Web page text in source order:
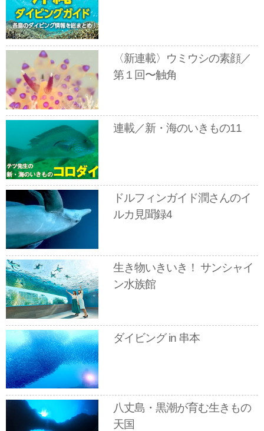
〈新連載〉ウミウシの素顔／
第１回〜触角
連載／新・海のいきもの11
ドルフィンガイド潤さんのイ
ルカ見聞録4
生き物いきいき！ サンシャイ
ン水族館
ダイビング in 串本
八丈島・黒潮が育む生きもの
天国